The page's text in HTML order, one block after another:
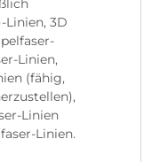
Linien, 3D
Linien,
(fähig,
Linien
Linien.